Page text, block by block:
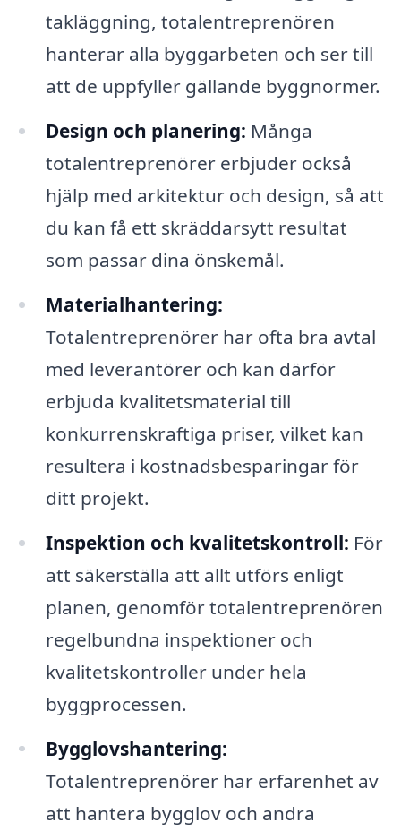
takläggning, totalentreprenören
hanterar alla byggarbeten och ser till
att de uppfyller gällande byggnormer.
Design och planering: Många
totalentreprenörer erbjuder också
hjälp med arkitektur och design, så att
du kan få ett skräddarsytt resultat
som passar dina önskemål.
Materialhantering:
Totalentreprenörer har ofta bra avtal
med leverantörer och kan därför
erbjuda kvalitetsmaterial till
konkurrenskraftiga priser, vilket kan
resultera i kostnadsbesparingar för
ditt projekt.
Inspektion och kvalitetskontroll: För
att säkerställa att allt utförs enligt
planen, genomför totalentreprenören
regelbundna inspektioner och
kvalitetskontroller under hela
byggprocessen.
Bygglovshantering:
Totalentreprenörer har erfarenhet av
att hantera bygglov och andra